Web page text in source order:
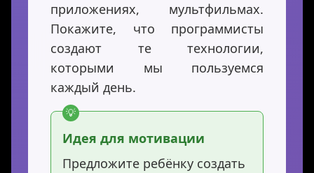
приложениях, мультфильмах.
Покажите, что программисты
создают те технологии,
которыми мы пользуемся
каждый день.
Идея для мотивации
Предложите ребёнку создать